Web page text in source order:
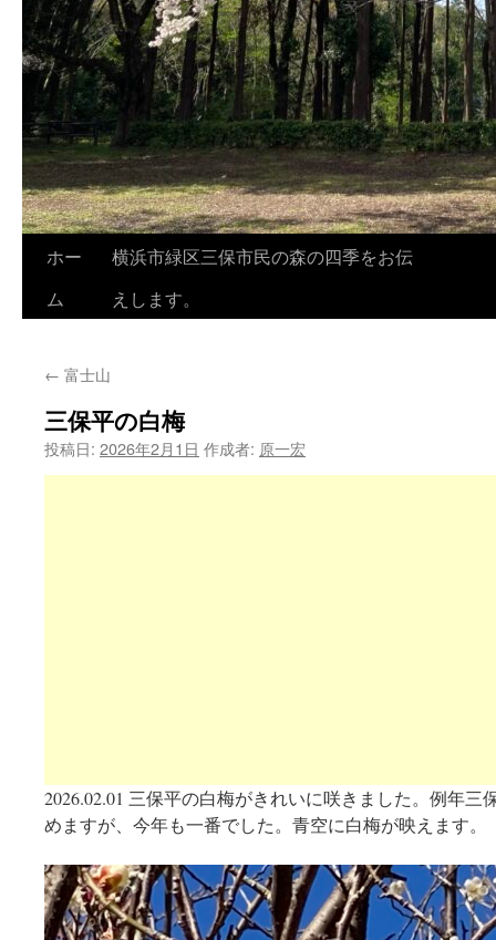
ホー
ム
横浜市緑区三保市民の森の四季をお伝
えします。
← 富士山
三保平の白梅
投稿日: 2026年2月1日 作成者: 原一宏
2026.02.01 三保平の白梅がきれいに咲きました。例年
めますが、今年も一番でした。青空に白梅が映えます。